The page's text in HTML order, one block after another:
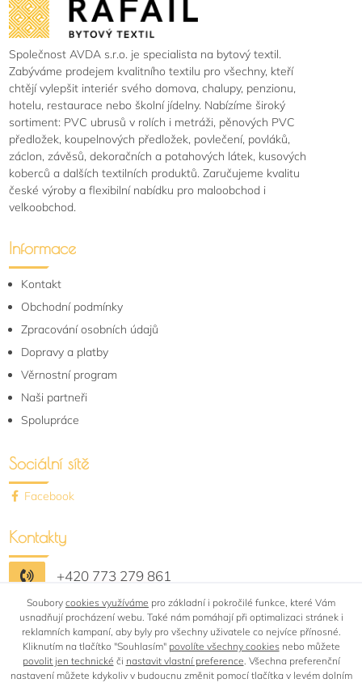
Společnost AVDA s.r.o. je specialista na bytový textil.
Zabýváme prodejem kvalitního textilu pro všechny, kteří
chtějí vylepšit interiér svého domova, chalupy, penzionu,
hotelu, restaurace nebo školní jídelny. Nabízíme široký
sortiment: PVC ubrusů v rolích i metráži, pěnových PVC
předložek, koupelnových předložek, povlečení, povláků,
záclon, závěsů, dekoračních a potahových látek, kusových
koberců a dalších textilních produktů. Zaručujeme kvalitu
české výroby a flexibilní nabídku pro maloobchod i
velkoobchod.
Informace
Kontakt
Obchodní podmínky
Zpracování osobních údajů
Dopravy a platby
Věrnostní program
Naši partneři
Spolupráce
Sociální sítě
Facebook
Kontakty
+420 773 279 861
shop@bytovytextil-rafail.cz
Soubory cookies využíváme pro základní i pokročilé funkce, které Vám
usnadňují procházení webu. Také nám pomáhají při optimalizaci stránek i
reklamních kampaní, aby byly pro všechny uživatele co nejvíce přínosné.
Kliknutím na tlačítko "Souhlasím" povolíte všechny cookiesnebo můžete
povolit jen technické či nastavit vlastní preference. Všechna preferenční
nastavení můžete kdykoliv v budoucnu změnit pomocí tlačítka v levém dolním